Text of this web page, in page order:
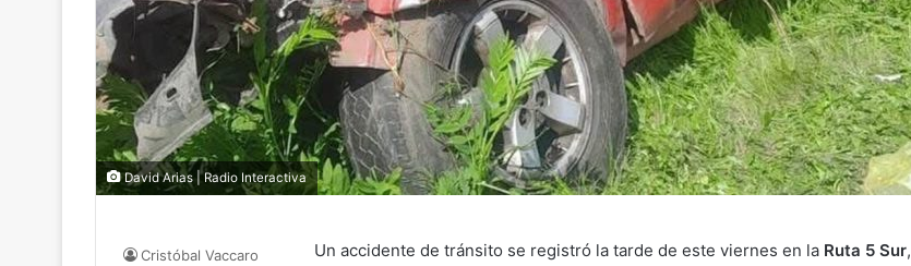
David Arias | Radio Interactiva
Un accidente de tránsito se registró la tarde de este viernes en la Ruta 5 Sur,
Cristóbal Vaccaro